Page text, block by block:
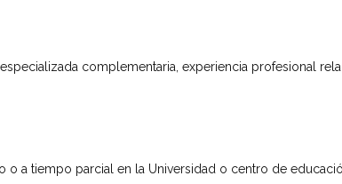
complementaria, experiencia profesional
a tiempo parcial en la Universidad o centro de